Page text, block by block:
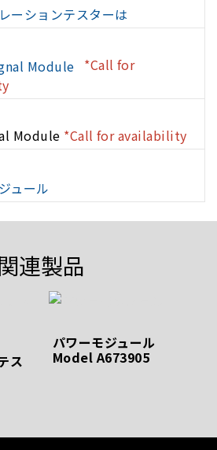
ーションテスターは
Module *Call for
Module *Call for availability
ュール
連製品
ス
パワーモジュール
Model A673905